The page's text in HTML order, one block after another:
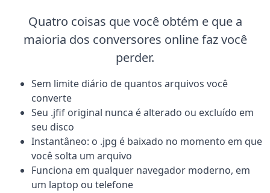
Quatro coisas que você obtém e que a
maioria dos conversores online faz você
perder.
Sem limite diário de quantos arquivos você
converte
Seu .jfif original nunca é alterado ou excluído em
seu disco
Instantâneo: o .jpg é baixado no momento em que
você solta um arquivo
Funciona em qualquer navegador moderno, em
um laptop ou telefone